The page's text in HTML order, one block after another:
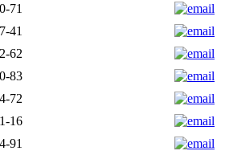
71
41
62
83
72
16
91